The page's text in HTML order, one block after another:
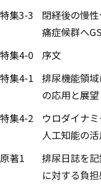
特集3-3
閉経後の慢
痛症候群へ
特集4-0
序文
特集4-1
排尿機能領
の応用と展望
特集4-2
ウロダイナ
人工知能の
原著1
排尿日誌を
に対する負